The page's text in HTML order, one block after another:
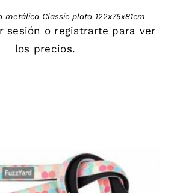
metálica Classic plata 122x75x81cm
sesión o registrarte para ver
los precios.